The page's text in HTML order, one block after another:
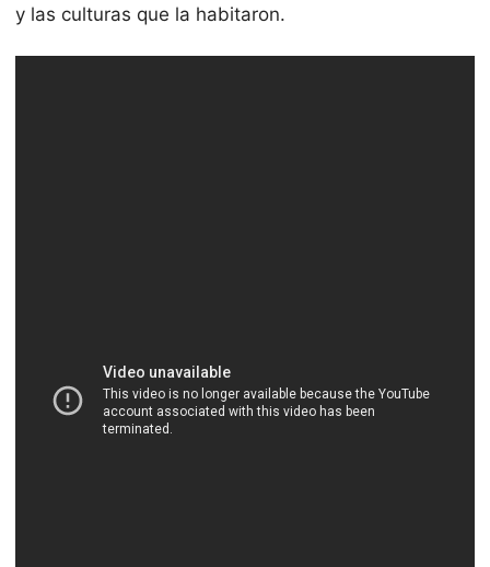
y las culturas que la habitaron.